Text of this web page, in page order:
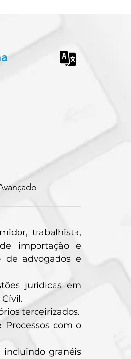
trabalhista,
importação e
de advogados e
jurídicas em
terceirizados.
Processos com o
incluindo granéis